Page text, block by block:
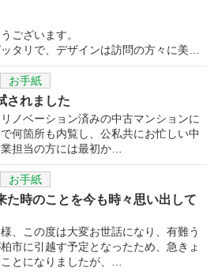
ございます。
タリで、デザインは訪問の方々に美…
お手紙
されました
ノベーション済みの中古マンションに
何箇所も内覧し、公私共にお忙しい中
担当の方には最初か…
お手紙
た時のことを今も時々思い出して
、この度は大変お世話になり、有難う
市に引越す予定となったため、急きょ
とになりましたが、…